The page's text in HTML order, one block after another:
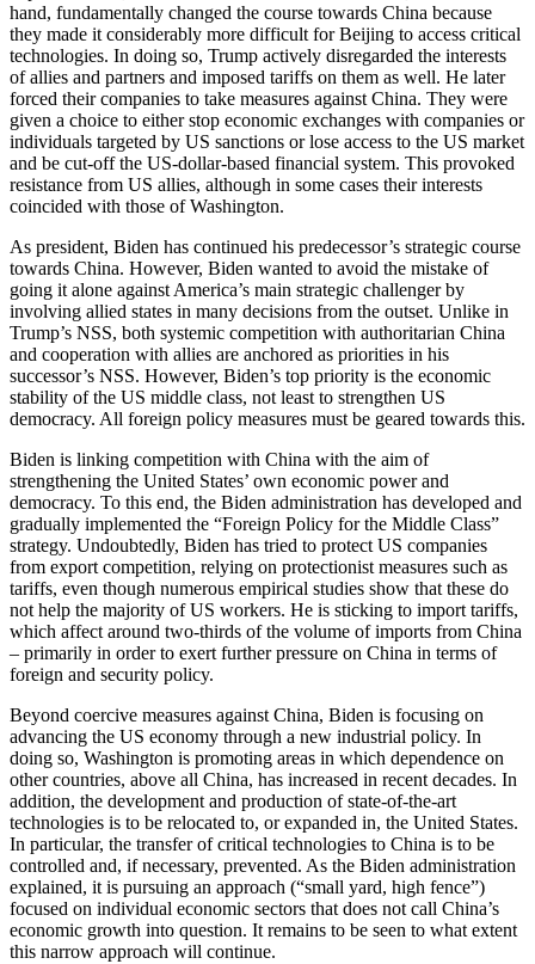
hand, fundamentally changed the course to­wards China because
they made it considerably more difficult for Beijing to access critical
technologies. In doing so, Trump actively disregarded the interests
of allies and partners and imposed tariffs on them as well. He later
forced their companies to take meas­ures against China. They were
given a choice to either stop economic exchanges with companies or
individ­uals targeted by US sanctions or lose access to the US market
and be cut-off the US-dollar-based financial system. This provoked
resistance from US allies, al­though in some cases their interests
coincided with those of Washington.
As president, Biden has continued his predecessor’s strategic course
towards China. However, Biden wanted to avoid the mistake of
going it alone against America’s main strategic challenger by
involving allied states in many decisions from the outset. Unlike in
Trump’s NSS, both systemic competition with authoritarian China
and cooperation with allies are anchored as priorities in his
successor’s NSS. However, Biden’s top priority is the economic
stability of the US middle class, not least to strengthen US
democracy. All for­eign policy measures must be geared towards this.
Biden is linking competition with China with the aim of
strengthening the United States’ own economic power and
democracy. To this end, the Biden admin­istration has developed and
gradually implemented the “Foreign Policy for the Middle Class”
strategy. Undoubtedly, Biden has tried to protect US companies
from export competition, relying on protectionist measures such as
tariffs, even though numerous em­pirical studies show that these do
not help the major­ity of US workers. He is sticking to import tariffs,
which affect around two-thirds of the volume of imports from China
– primarily in order to exert further pressure on China in terms of
foreign and security policy.
Beyond coercive measures against China, Biden is focusing on
advancing the US economy through a new industrial policy. In
doing so, Washington is pro­moting areas in which dependence on
other countries, above all China, has increased in recent decades. In
addition, the development and production of state-of-the-art
technologies is to be relocated to, or ex­panded in, the United States.
In particular, the trans­fer of critical technologies to China is to be
controlled and, if necessary, prevented. As the Biden adminis­tration
explained, it is pursuing an approach (“small yard, high fence”)
focused on individual economic sectors that does not call China’s
economic growth into question. It remains to be seen to what extent
this narrow approach will continue.